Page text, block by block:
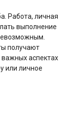
Работа, личная
выполнение
получают
аспектах
или личное